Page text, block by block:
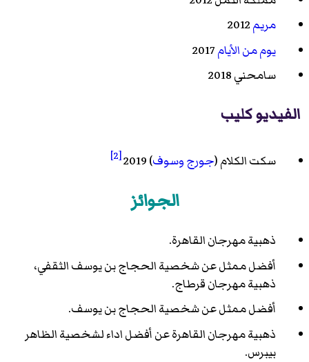
مريم
يوم من الأيام
سامحني 2018
الفيديو كليب
سكت الكلام (جورج وسوف) 2019
[2]
الجوائز
ذهبية مهرجان القاهرة.
أفضل ممثل عن شخصية الحجاج بن يوسف الثقفي،
ذهبية مهرجان قرطاج.
أفضل ممثل عن شخصية الحجاج بن يوسف.
ذهبية مهرجان القاهرة عن أفضل اداء لشخصية الظاهر
بيبرس.